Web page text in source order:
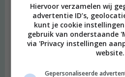
Hiervoor verzamelen wij
advertentie ID’s,
kunt je cookie
gebruik van onderstaande
via 'Privacy instellingen
website.
Gepersonaliseerde